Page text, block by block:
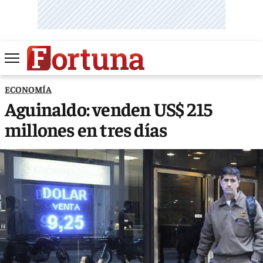
ECONOMÍA
Aguinaldo: venden US$ 215
millones en tres días